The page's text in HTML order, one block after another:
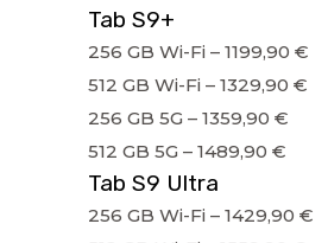
Tab S9+
256 GB Wi-Fi – 1199,90 €
512 GB Wi-Fi – 1329,90 €
256 GB 5G – 1359,90 €
512 GB 5G – 1489,90 €
Tab S9 Ultra
256 GB Wi-Fi – 1429,90 €